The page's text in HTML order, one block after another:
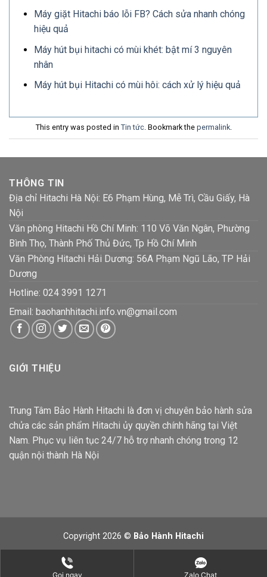
Máy giặt Hitachi báo lỗi FB? Cách sửa nhanh chóng
hiệu quả
Máy hút bụi hitachi có mùi khét: bật mí 3 nguyên
nhân
Máy hút bụi Hitachi có mùi hôi: cách xử lý hiệu quả
This entry was posted in Tin tức. Bookmark the permalink.
THÔNG TIN
Địa chỉ Hitachi Hà Nội: E6 Phạm Hùng, Mễ Trì, Cầu Giấy, Hà
Nội
Văn phòng Hitachi Hồ Chí Minh: 110 Võ Văn Ngân, Phường
Bình Thọ, Thành Phố Thủ Đức, Tp Hồ Chí Minh
Văn Phòng Hitachi Hải Dương: 56A Phạm Ngũ Lão, TP Hải
Dương
Hotline: 024 3991 1271
Email: baohanhhitachi.info.vn@gmail.com
GIỚI THIỆU
Trung Tâm Bảo Hành Hitachi là đơn vị chuyên bảo hành sửa
chửa các sản phẩm Hitachi ủy quyền chính hãng tại Việt
Nam. Phục vụ liên tục 24/7 hỗ trợ nhanh chóng trong 12
quận nội thành Hà Nội
Copyright 2026 © Bảo Hành Hitachi
Gọi ngay Zalo Chat